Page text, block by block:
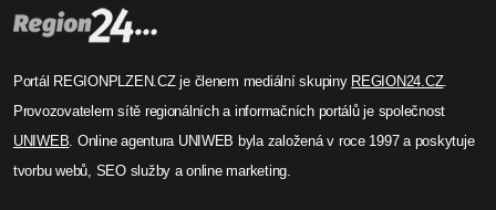
Portál REGIONPLZEN.CZ je členem mediální skupiny REGION24.CZ.
Provozovatelem sítě regionálních a informačních portálů je společnost
UNIWEB. Online agentura UNIWEB byla založená v roce 1997 a poskytuje
tvorbu webů, SEO služby a online marketing.